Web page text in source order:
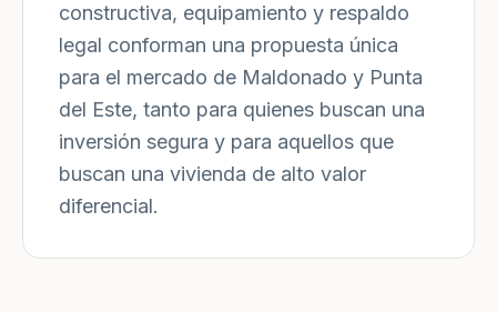
constructiva, equipamiento y respaldo
legal conforman una propuesta única
para el mercado de Maldonado y Punta
del Este, tanto para quienes buscan una
inversión segura y para aquellos que
buscan una vivienda de alto valor
diferencial.